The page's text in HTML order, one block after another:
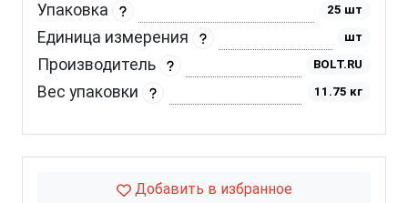
Упаковка 25 шт
Единица измерения шт
Производитель BOLT.RU
Вес упаковки 11.75 кг
Добавить в избранное